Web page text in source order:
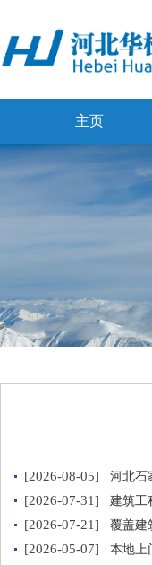
主页
[2026-08-05] 河北石
[2026-07-31] 建筑工
[2026-07-21] 覆盖建
[2026-05-07] 本地上